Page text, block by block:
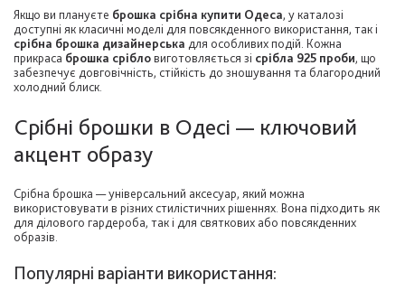
Якщо ви плануєте брошка срібна купити Одеса, у каталозі
доступні як класичні моделі для повсякденного використання, так і
срібна брошка дизайнерська для особливих подій. Кожна
прикраса брошка срібловиготовляється зі срібла 925 проби, що
забезпечує довговічність, стійкість до зношування та благородний
холодний блиск.
Срібні брошки в Одесі — ключовий
акцент образу
Срібна брошка — універсальний аксесуар, який можна
використовувати в різних стилістичних рішеннях. Вона підходить як
для ділового гардероба, так і для святкових або повсякденних
образів.
Популярні варіанти використання: